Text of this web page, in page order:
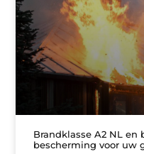
Brandklasse A2 NL
bescherming voor uw